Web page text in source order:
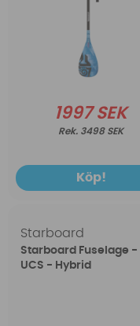
1997 SEK
3498 SEK
Köp!
Starboard
Starboard Fuselage -
UCS - Hybrid